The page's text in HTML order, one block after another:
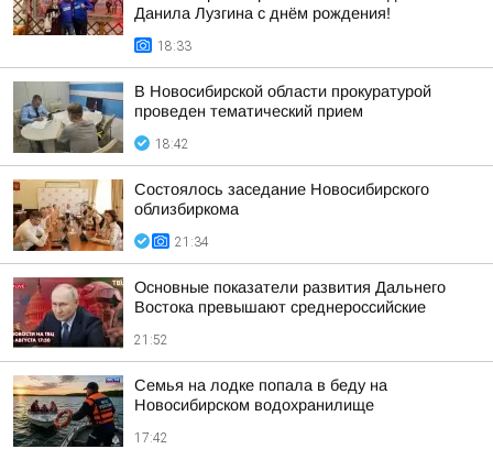
Данила Лузгина с днём рождения!
18:33
В Новосибирской области прокуратурой
проведен тематический прием
18:42
Состоялось заседание Новосибирского
облизбиркома
21:34
Основные показатели развития Дальнего
Востока превышают среднероссийские
21:52
Семья на лодке попала в беду на
Новосибирском водохранилище
17:42